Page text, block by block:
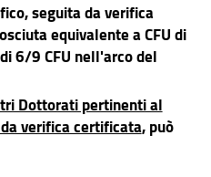
seguita da verifica
equivalente a CFU di
6/9 CFU nell'arco del
Dottorati pertinenti al
verifica certificata, può